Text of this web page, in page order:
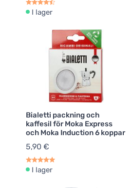
I lager
Bialetti packning och
kaffesil för Moka Express
och Moka Induction 6 koppar
5,90 €
I lager